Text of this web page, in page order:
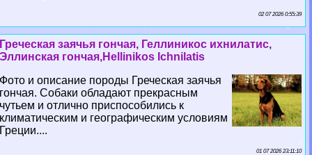
02 07 2026 0:55:39
Греческая заячья гончая, Геллиникос ихнилатис,
Эллинская гончая,Hellinikos Ichnilatis
Фото и описание породы Греческая заячья
гончая. Собаки обладают прекрасным
чутьем и отлично приспособились к
климатическим и географическим условиям
Греции....
01 07 2026 23:11:10